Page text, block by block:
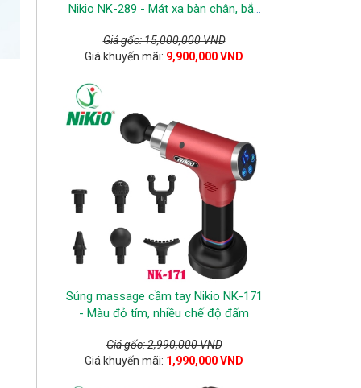
Nikio NK-289 - Mát xa bàn chân, bắp
Giá gốc: 15,000,000 VND
Giá khuyến mãi: 9,900,000 VND
Súng massage cầm tay Nikio NK-171
- Màu đỏ tím, nhiều chế độ đấm
Giá gốc: 2,990,000 VND
Giá khuyến mãi: 1,990,000 VND